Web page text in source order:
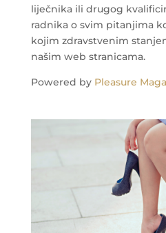
liječnika ili drugog
radnika o svim pitanjima
kojim zdravstvenim
našim web stranicama.
Powered by Pleasure